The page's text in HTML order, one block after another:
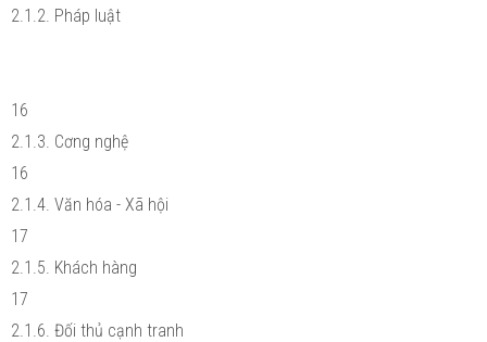
2.1.2. Pháp luật
16
2.1.3. Cơng nghệ
16
2.1.4. Văn hóa - Xã hội
17
2.1.5. Khách hàng
17
2.1.6. Đối thủ cạnh tranh